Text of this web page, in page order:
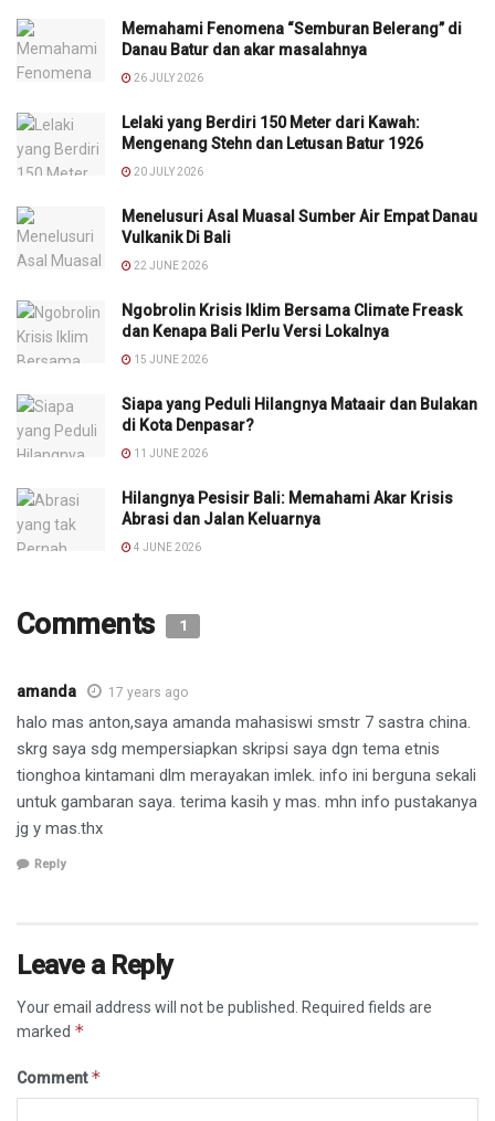
Memahami Fenomena “Semburan Belerang” di
Danau Batur dan akar masalahnya
26 JULY 2026
Lelaki yang Berdiri 150 Meter dari Kawah:
Mengenang Stehn dan Letusan Batur 1926
20 JULY 2026
Menelusuri Asal Muasal Sumber Air Empat Danau
Vulkanik Di Bali
22 JUNE 2026
Ngobrolin Krisis Iklim Bersama Climate Freask
dan Kenapa Bali Perlu Versi Lokalnya
15 JUNE 2026
Siapa yang Peduli Hilangnya Mataair dan Bulakan
di Kota Denpasar?
11 JUNE 2026
Hilangnya Pesisir Bali: Memahami Akar Krisis
Abrasi dan Jalan Keluarnya
4 JUNE 2026
Comments 1
amanda 17 years ago
halo mas anton,saya amanda mahasiswi smstr 7 sastra china.
skrg saya sdg mempersiapkan skripsi saya dgn tema etnis
tionghoa kintamani dlm merayakan imlek. info ini berguna sekali
untuk gambaran saya. terima kasih y mas. mhn info pustakanya
jg y mas.thx
Reply
Leave a Reply
Your email address will not be published. Required fields are
marked *
Comment*